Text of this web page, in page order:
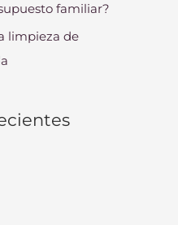
familiar?
limpieza de